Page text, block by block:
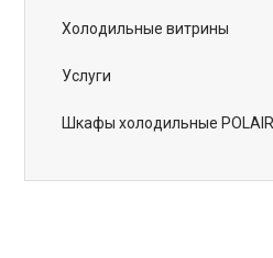
Холодильные витрины
Услуги
Шкафы холодильные POLAIR